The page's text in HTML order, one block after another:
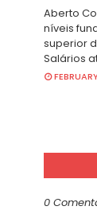
Aberto
níveis
superior
Salários
0